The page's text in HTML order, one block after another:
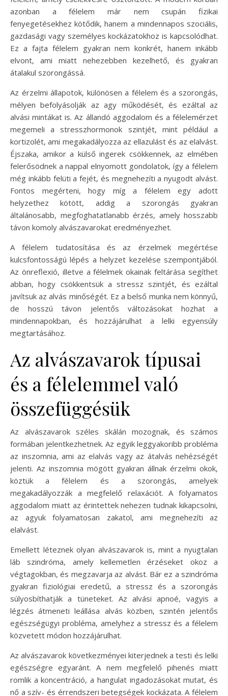
azonban a félelem már nem csupán fizikai
fenyegetésekhez kötődik, hanem a mindennapos szociális,
gazdasági vagy személyes kockázatokhoz is kapcsolódhat.
Ez a fajta félelem gyakran nem konkrét, hanem inkább
elvont, ami miatt nehezebben kezelhető, és gyakran
átalakul szorongássá.
Az érzelmi állapotok, különösen a félelem és a szorongás,
mélyen befolyásolják az agy működését, és ezáltal az
alvási mintákat is. Az állandó aggodalom és a félelemérzet
megemeli a stresszhormonok szintjét, mint például a
kortizolét, ami megakadályozza az ellazulást és az elalvást.
Éjszaka, amikor a külső ingerek csökkennek, az elmében
felerősödnek a nappal elnyomott gondolatok, így a félelem
még inkább felüti a fejét, és megnehezíti a nyugodt alvást.
Fontos megérteni, hogy míg a félelem egy adott
helyzethez kötött, addig a szorongás gyakran
általánosabb, megfoghatatlanabb érzés, amely hosszabb
távon komoly alvászavarokat eredményezhet.
A félelem tudatosítása és az érzelmek megértése
kulcsfontosságú lépés a helyzet kezelése szempontjából.
Az önreflexió, illetve a félelmek okainak feltárása segíthet
abban, hogy csökkentsük a stressz szintjét, és ezáltal
javítsuk az alvás minőségét. Ez a belső munka nem könnyű,
de hosszú távon jelentős változásokat hozhat a
mindennapokban, és hozzájárulhat a lelki egyensúly
megtartásához.
Az alvászavarok típusai
és a félelemmel való
összefüggésük
Az alvászavarok széles skálán mozognak, és számos
formában jelentkezhetnek. Az egyik leggyakoribb probléma
az inszomnia, ami az elalvás vagy az átalvás nehézségét
jelenti. Az inszomnia mögött gyakran állnak érzelmi okok,
köztük a félelem és a szorongás, amelyek
megakadályozzák a megfelelő relaxációt. A folyamatos
aggodalom miatt az érintettek nehezen tudnak kikapcsolni,
az agyuk folyamatosan zakatol, ami megnehezíti az
elalvást.
Emellett léteznek olyan alvászavarok is, mint a nyugtalan
láb szindróma, amely kellemetlen érzéseket okoz a
végtagokban, és megzavarja az alvást. Bár ez a szindróma
gyakran fiziológiai eredetű, a stressz és a szorongás
súlyosbíthatják a tüneteket. Az alvási apnoé, vagyis a
légzés átmeneti leállása alvás közben, szintén jelentős
egészségügyi probléma, amelyhez a stressz és a félelem
közvetett módon hozzájárulhat.
Az alvászavarok következményei kiterjednek a testi és lelki
egészségre egyaránt. A nem megfelelő pihenés miatt
romlik a koncentráció, a hangulat ingadozásokat mutat, és
nő a szív- és érrendszeri betegségek kockázata. A félelem